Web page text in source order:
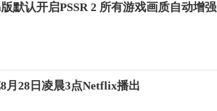
默认开启PSSR 2 所有游戏画质自动增强
月28日凌晨3点Netflix播出